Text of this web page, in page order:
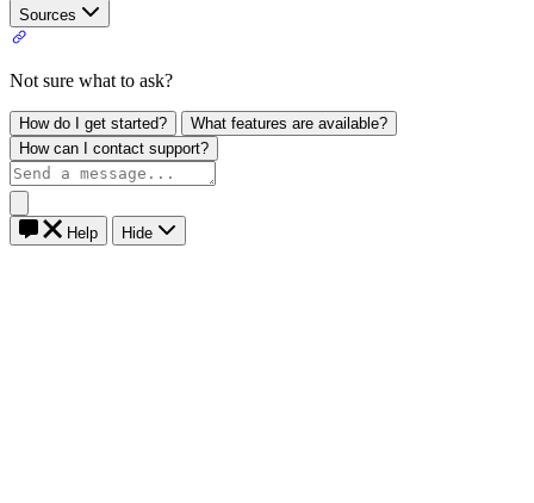
Sources
Not sure what to ask?
How do I get started?
What features are available?
How can I contact support?
Help Hide